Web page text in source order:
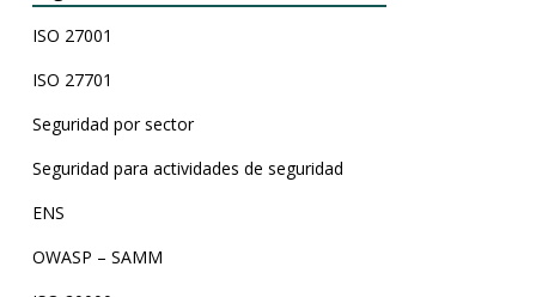
ISO 27001
ISO 27701
Seguridad por sector
Seguridad para actividades de seguridad
ENS
OWASP – SAMM